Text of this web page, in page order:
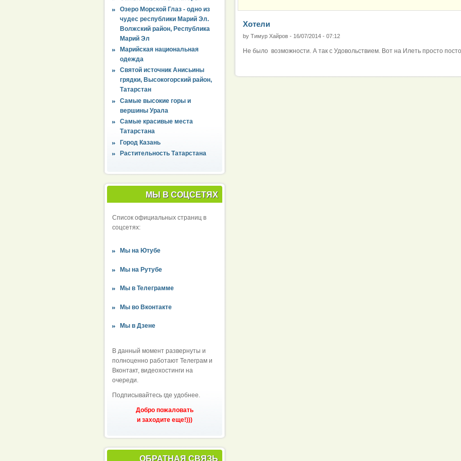
Озеро Морской Глаз - одно из
чудес республики Марий Эл.
Волжский район, Республика
Марий Эл
Марийская национальная
одежда
Святой источник Анисьины
грядки, Высокогорский район,
Татарстан
Самые высокие горы и
вершины Урала
Самые красивые места
Татарстана
Город Казань
Растительность Татарстана
МЫ В СОЦСЕТЯХ
Список официальных страниц в
соцсетях:
Мы на Ютубе
Мы на Рутубе
Мы в Телеграмме
Мы во Вконтакте
Мы в Дзене
В данный момент развернуты и
полноценно работают Телеграм и
Вконтакт, видеохостинги на
очереди.
Подписывайтесь где удобнее.
Добро пожаловать
и заходите еще!)))
ОБРАТНАЯ СВЯЗЬ
Хотели
by Тимур Хайров- 16/07/2014 - 07:12
Не было возможности. А так с Удовольствием. Вот на Илеть просто